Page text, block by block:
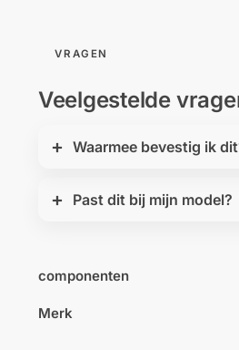
VRAGEN
Veelgestelde
Waarmee bevestig ik
Past dit bij mijn model?
componenten
Merk